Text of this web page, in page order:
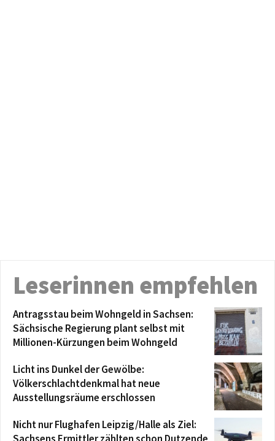
Leserinnen empfehlen
Antragsstau beim Wohngeld in Sachsen:
Sächsische Regierung plant selbst mit
Millionen-Kürzungen beim Wohngeld
Licht ins Dunkel der Gewölbe:
Völkerschlachtdenkmal hat neue
Ausstellungsräume erschlossen
Nicht nur Flughafen Leipzig/Halle als Ziel:
Sachsens Ermittler zählten schon Dutzende